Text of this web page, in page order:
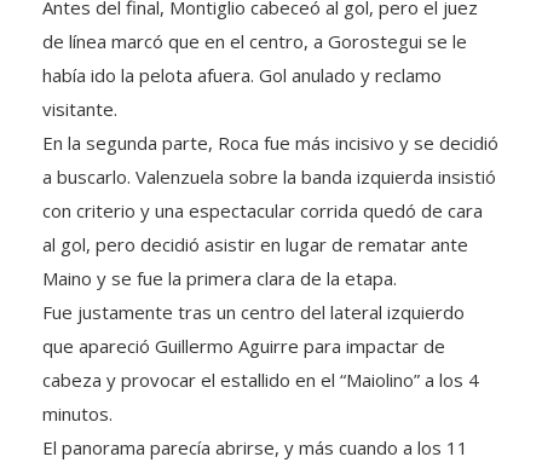
de línea marcó que en el centro, a Gorostegui se le
había ido la pelota afuera. Gol anulado y reclamo
visitante.
En la segunda parte, Roca fue más incisivo y se decidió
a buscarlo. Valenzuela sobre la banda izquierda insistió
con criterio y una espectacular corrida quedó de cara
al gol, pero decidió asistir en lugar de rematar ante
Maino y se fue la primera clara de la etapa.
Fue justamente tras un centro del lateral izquierdo
que apareció Guillermo Aguirre para impactar de
cabeza y provocar el estallido en el “Maiolino” a los 4
minutos.
El panorama parecía abrirse, y más cuando a los 11
minutos, el árbitro Federico Presa echó a Hector